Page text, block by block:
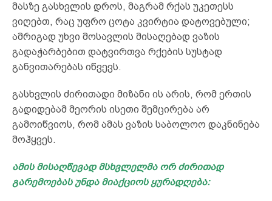
მასზე გასხვლის დროს, მაგრამ რქას უკეთესს
ვიღებთ, რაც უფრო ცოტა კვირტია დატოვებული;
ამრიგად უხვი მოსავლის მისაღებად ვაზის
გადაჭარბებით დატვირთვა რქების სუსტად
განვითარებას იწვევს.
გასხვლის ძირითადი მიზანი ის არის, რომ ერთის
გადიდებამ მეორის ისეთი შემცირება არ
გამოიწვიოს, რომ ამას ვაზის საბოლოო დაკნინება
მოჰყვეს.
ამის მისაღწევად მსხვლელმა ორ ძირითად
გარემოებას უნდა მიაქციოს ყურადღება: